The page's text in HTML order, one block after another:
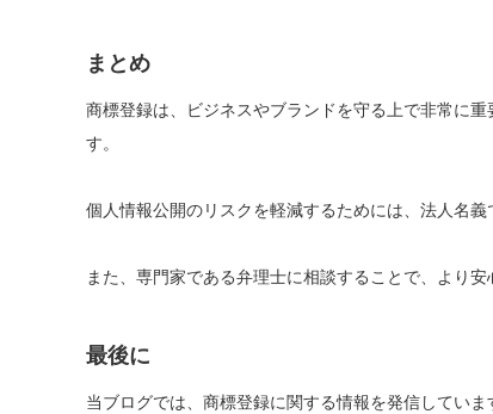
まとめ
商標登録は、ビジネスやブランドを守る上で非常に
す。
個人情報公開のリスクを軽減するためには、法人名義
また、専門家である弁理士に相談することで、より
最後に
当ブログでは、商標登録に関する情報を発信していま